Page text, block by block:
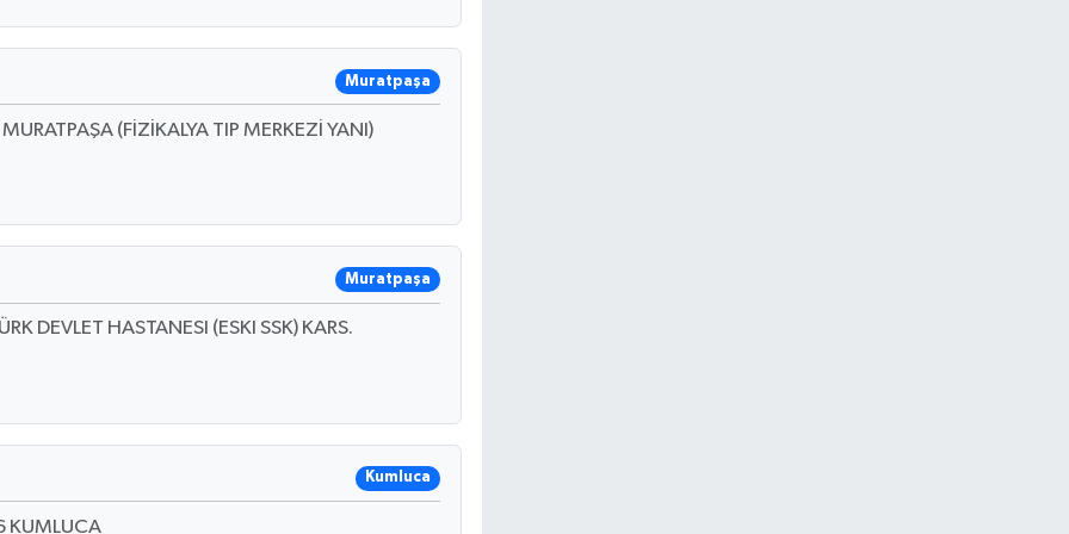
Muratpaşa
(FİZİKALYA TIP MERKEZİ YANI)
Muratpaşa
DEVLET HASTANESI (ESKI SSK) KARS.
Kumluca
KUMLUCA